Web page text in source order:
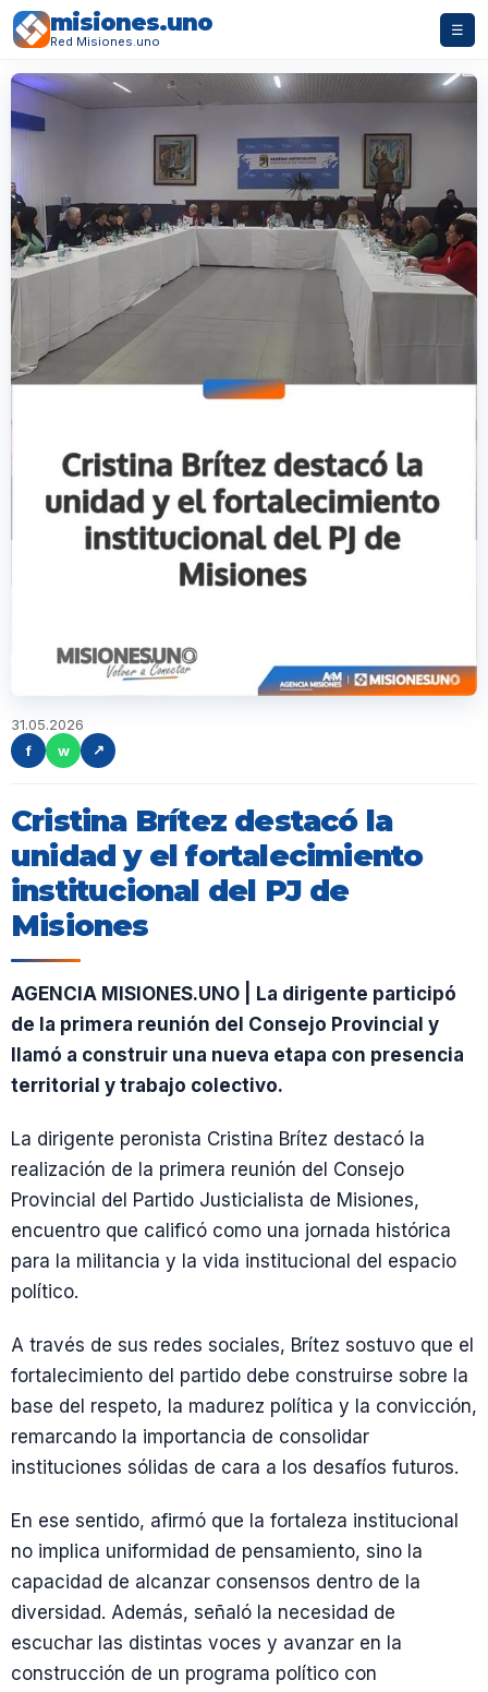
misiones.uno
Red Misiones.uno
☰
31.05.2026
f
w ↗
Cristina Brítez destacó la
unidad y el fortalecimiento
institucional del PJ de
Misiones
AGENCIA MISIONES.UNO | La dirigente participó
de la primera reunión del Consejo Provincial y
llamó a construir una nueva etapa con presencia
territorial y trabajo colectivo.
La dirigente peronista Cristina Brítez destacó la
realización de la primera reunión del Consejo
Provincial del Partido Justicialista de Misiones,
encuentro que calificó como una jornada histórica
para la militancia y la vida institucional del espacio
político.
A través de sus redes sociales, Brítez sostuvo que el
fortalecimiento del partido debe construirse sobre la
base del respeto, la madurez política y la convicción,
remarcando la importancia de consolidar
instituciones sólidas de cara a los desafíos futuros.
En ese sentido, afirmó que la fortaleza institucional
no implica uniformidad de pensamiento, sino la
capacidad de alcanzar consensos dentro de la
diversidad. Además, señaló la necesidad de
escuchar las distintas voces y avanzar en la
construcción de un programa político con